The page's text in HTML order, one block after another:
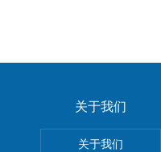
关于我们
关于我们